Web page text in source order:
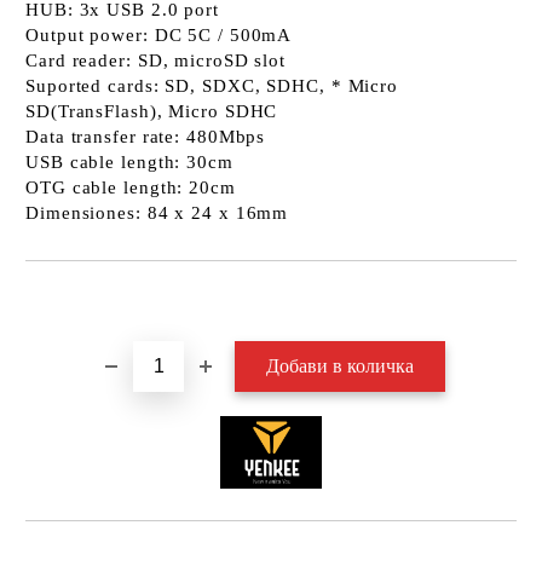
HUB: 3x USB 2.0 port
Output power: DC 5C / 500mA
Card reader: SD, microSD slot
Suported cards: SD, SDXC, SDHC, * Micro
SD(TransFlash), Micro SDHC
Data transfer rate: 480Mbps
USB cable length: 30cm
OTG cable length: 20cm
Dimensiones: 84 x 24 x 16mm